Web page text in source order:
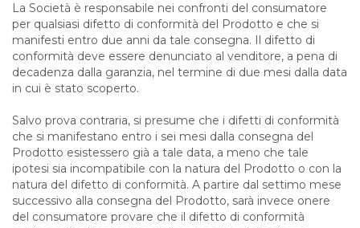
La Società è responsabile nei confronti del consumatore
per qualsiasi difetto di conformità del Prodotto e che si
manifesti entro due anni da tale consegna. Il difetto di
conformità deve essere denunciato al venditore, a pena di
decadenza dalla garanzia, nel termine di due mesi dalla data
in cui è stato scoperto.
Salvo prova contraria, si presume che i difetti di conformità
che si manifestano entro i sei mesi dalla consegna del
Prodotto esistessero già a tale data, a meno che tale
ipotesi sia incompatibile con la natura del Prodotto o con la
natura del difetto di conformità. A partire dal settimo mese
successivo alla consegna del Prodotto, sarà invece onere
del consumatore provare che il difetto di conformità